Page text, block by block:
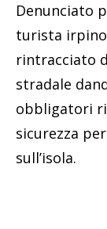
Denunciato
turista
rintracciato
stradale
obbligatori
sicurezza
sull’isola.